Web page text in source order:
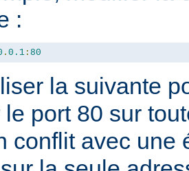
:
. 0.1 : 80
la suivante
le port 80 sur
conflit avec une